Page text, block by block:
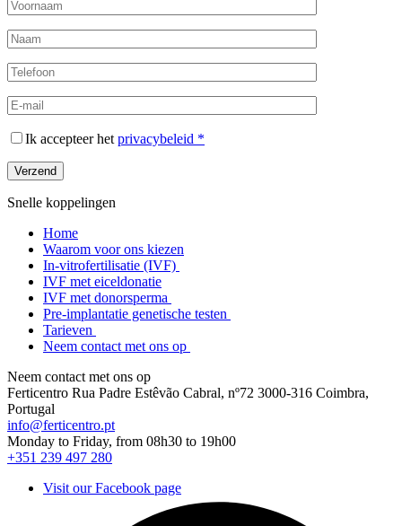
Ik accepteer het privacybeleid *
Snelle koppelingen
Home
Waarom voor ons kiezen
In-vitrofertilisatie (IVF)
IVF met eiceldonatie
IVF met donorsperma
Pre-implantatie genetische testen
Tarieven
Neem contact met ons op
Neem contact met ons op
Ferticentro Rua Padre Estêvão Cabral, nº72 3000-316 Coimbra,
Portugal
info@ferticentro.pt
Monday to Friday, from 08h30 to 19h00
+351 239 497 280
Visit our Facebook page